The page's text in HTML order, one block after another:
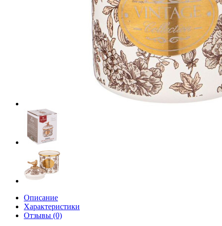
Описание
Характеристики
Отзывы (0)